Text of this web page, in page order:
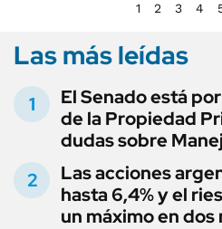
1 2 3 4
Las más leídas
El Senado está
de la Propiedad
dudas sobre
Las acciones
hasta 6,4% y el
un máximo en dos